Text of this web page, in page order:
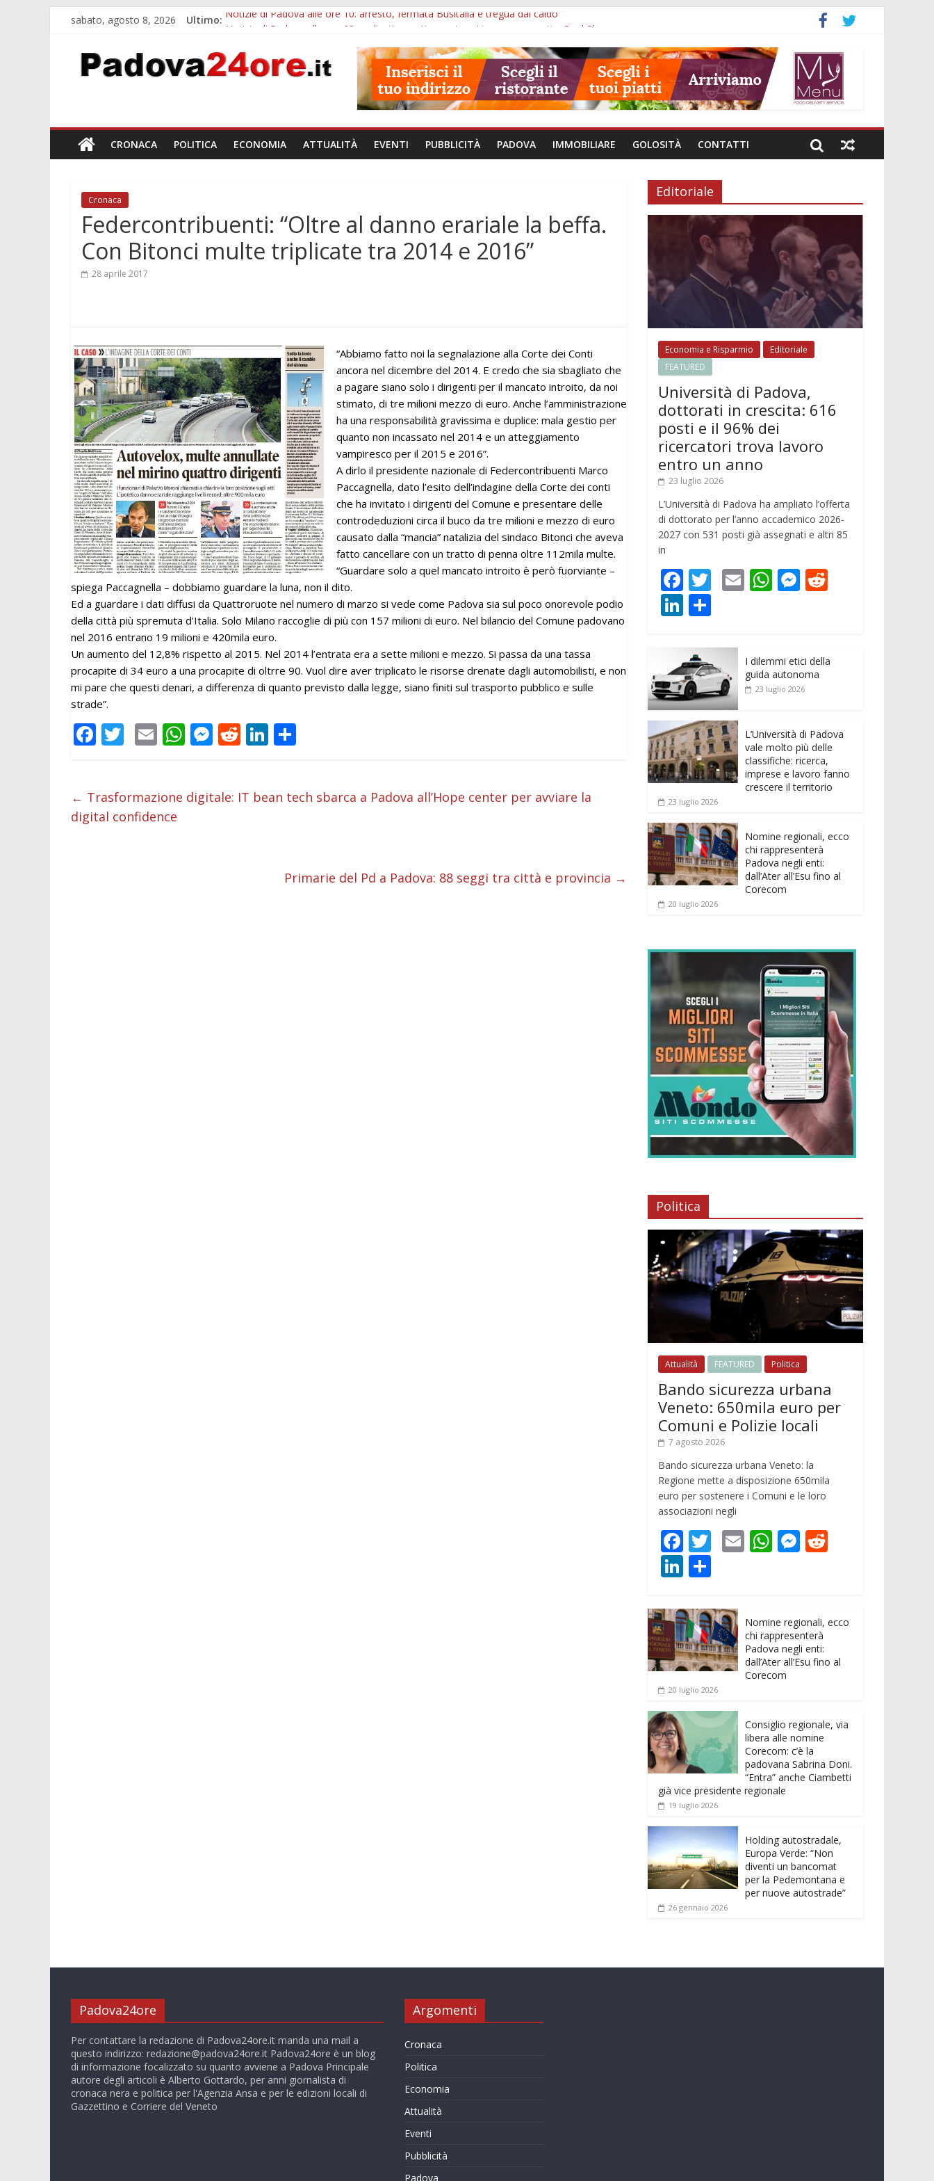
sabato, agosto 8, 2026 Ultimo: Notizie di Padova alle ore 10: arresto, fermata Busitalia e tregua dal caldo
Bando sicurezza urbana Veneto: 650mila euro per Comuni e Polizie locali
Sicurezza esodo estivo Padova: più controlli su strade, stazioni e treni
Bonus trasporto pubblico Veneto: 200 euro per l’abbonamento annuale
CRONACA POLITICA ECONOMIA ATTUALITÀ EVENTI PUBBLICITÀ PADOVA IMMOBILIARE GOLOSITÀ CONTATTI
Cronaca
Federcontribuenti: “Oltre al danno erariale la beffa.
Con Bitonci multe triplicate tra 2014 e 2016”
28 aprile 2017
“Abbiamo fatto noi la segnalazione alla Corte dei Conti
ancora nel dicembre del 2014. E credo che sia sbagliato che
a pagare siano solo i dirigenti per il mancato introito, da noi
stimato, di tre milioni mezzo di euro. Anche l’amministrazione
ha una responsabilità gravissima e duplice: mala gestio per
quanto non incassato nel 2014 e un atteggiamento
vampiresco per il 2015 e 2016”.
A dirlo il presidente nazionale di Federcontribuenti Marco
Paccagnella, dato l’esito dell’indagine della Corte dei conti
che ha invitato i dirigenti del Comune e presentare delle
controdeduzioni circa il buco da tre milioni e mezzo di euro
causato dalla “mancia” natalizia del sindaco Bitonci che aveva
fatto cancellare con un tratto di penna oltre 112mila multe.
“Guardare solo a quel mancato introito è però fuorviante –
spiega Paccagnella – dobbiamo guardare la luna, non il dito.
Ed a guardare i dati diffusi da Quattroruote nel numero di marzo si vede come Padova sia sul poco onorevole podio
della città più spremuta d’Italia. Solo Milano raccoglie di più con 157 milioni di euro. Nel bilancio del Comune padovano
nel 2016 entrano 19 milioni e 420mila euro.
Un aumento del 12,8% rispetto al 2015. Nel 2014 l’entrata era a sette milioni e mezzo. Si passa da una tassa
procapite di 34 euro a una procapite di oltrre 90. Vuol dire aver triplicato le risorse drenate dagli automobilisti, e non
mi pare che questi denari, a differenza di quanto previsto dalla legge, siano finiti sul trasporto pubblico e sulle
strade”.
F
b
o
T
er
E
l
W
s
M
e
R
di
Li
e di
← Trasformazione digitale: IT bean tech sbarca a Padova all’Hope center per avviare la
digital confidence
Primarie del Pd a Padova: 88 seggi tra città e provincia →
Editoriale
Economia e Risparmio
Editoriale
FEATURED
Università di Padova,
dottorati in crescita: 616
posti e il 96% dei
ricercatori trova lavoro
entro un anno
23 luglio 2026
L’Università di Padova ha ampliato l’offerta
di dottorato per l’anno accademico 2026-
2027 con 531 posti già assegnati e altri 85
in
F
ac
e
b
o
o
k
T
er
E W
A
p
M
n
g
t
Li
k
e
dI
n
n
di
vi
di
I dilemmi etici della
guida autonoma
23 luglio 2026
L’Università di Padova
vale molto più delle
classifiche: ricerca,
imprese e lavoro fanno
crescere il territorio
23 luglio 2026
Nomine regionali, ecco
chi rappresenterà
Padova negli enti:
dall’Ater all’Esu fino al
Corecom
20 luglio 2026
Politica
Attualità FEATURED Politica
Bando sicurezza urbana
Veneto: 650mila euro per
Comuni e Polizie locali
7 agosto 2026
Bando sicurezza urbana Veneto: la
Regione mette a disposizione 650mila
euro per sostenere i Comuni e le loro
associazioni negli
F
ac
e
b
o
o
k
T
er
E W
A
p
p
M
n
g
er
t
Li
k
e
dI
n
n
di
vi
di
Nomine regionali, ecco
chi rappresenterà
Padova negli enti:
dall’Ater all’Esu fino al
Corecom
20 luglio 2026
Consiglio regionale, via
libera alle nomine
Corecom: c’è la
padovana Sabrina Doni.
“Entra” anche Ciambetti
già vice presidente regionale
19 luglio 2026
Holding autostradale,
Europa Verde: “Non
diventi un bancomat
per la Pedemontana e
per nuove autostrade”
26 gennaio 2026
Padova24ore
Per contattare la redazione di Padova24ore.it manda una mail a
questo indirizzo: redazione@padova24ore.it Padova24ore è un blog
di informazione focalizzato su quanto avviene a Padova Principale
autore degli articoli è Alberto Gottardo, per anni giornalista di
cronaca nera e politica per l'Agenzia Ansa e per le edizioni locali di
Gazzettino e Corriere del Veneto
Argomenti
Cronaca
Politica
Economia
Attualità
Eventi
Pubblicità
Padova